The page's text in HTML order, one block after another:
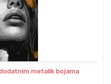
metalik bojama